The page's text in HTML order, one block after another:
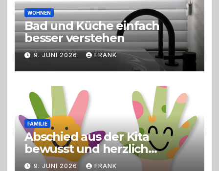
WOHNEN
Bad und Küche einfach
besser verstehen
9. JUNI 2026 FRANK
FAMILIE
Abschied aus der Kita
bewusst und herzlich
gestalten
9. JUNI 2026 FRANK